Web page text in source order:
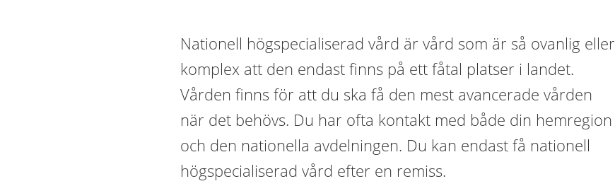
Nationell högspecialiserad vård är vård som är så ovanlig eller
komplex att den endast finns på ett fåtal platser i landet.
Vården finns för att du ska få den mest avancerade vården
när det behövs. Du har ofta kontakt med både din hemregion
och den nationella avdelningen. Du kan endast få nationell
högspecialiserad vård efter en remiss.